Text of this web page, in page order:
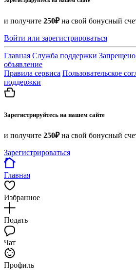
и получите 250₽на свой бонусный
Войти или зарегистрироваться
Главная Служба поддержки Запрещено
объявление
Правила сервиса Пользовательское
поддержки
Зарегистрируйтесь на нашем сайте
и получите 250₽на свой бонусный
Зарегистрироваться
Главная
Избранное
Подать
Чат
Профиль